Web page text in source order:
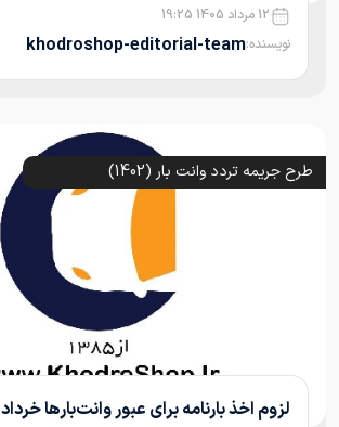
12 مرداد 1405 19:25
نویسنده:khodroshop-editorial-team
طرح جریمه تردد وانت بار (1402)
لزوم اخذ بارنامه برای عبور وانت‌بارها خرداد 1402:...